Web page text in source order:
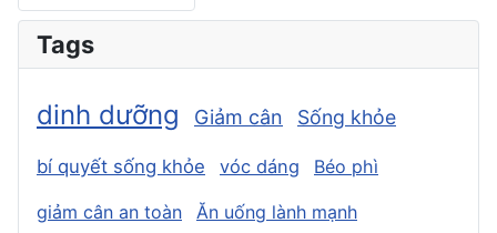
Tags
dinh dưỡng Giảm cân Sống khỏe
bí quyết sống khỏe vóc dáng Béo phì
giảm cân an toàn
Ăn uống lành mạnh